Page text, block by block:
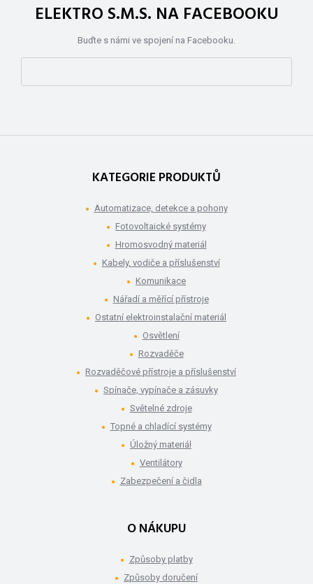
ELEKTRO S.M.S. NA FACEBOOKU
Buďte s námi ve spojení na Facebooku.
KATEGORIE PRODUKTŮ
Automatizace, detekce a pohony
Fotovoltaické systémy
Hromosvodný materiál
Kabely, vodiče a příslušenství
Komunikace
Nářadí a měřící přístroje
Ostatní elektroinstalační materiál
Osvětlení
Rozvaděče
Rozvaděčové přístroje a příslušenství
Spínače, vypínače a zásuvky
Světelné zdroje
Topné a chladící systémy
Úložný materiál
Ventilátory
Zabezpečení a čidla
O NÁKUPU
Způsoby platby
Způsoby doručení